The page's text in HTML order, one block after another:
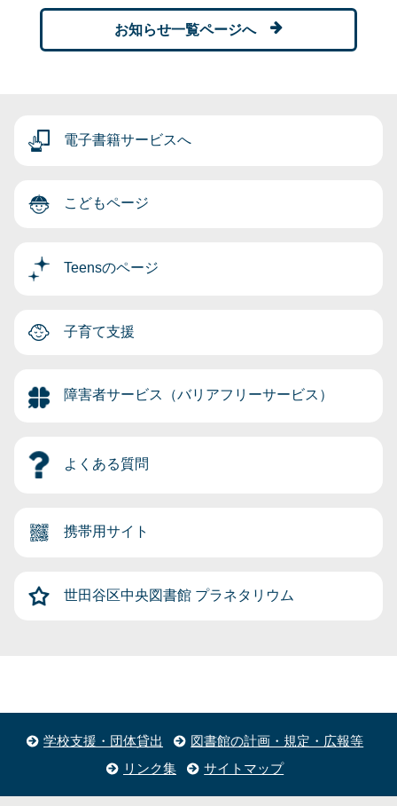
お知らせ一覧ページへ
電子書籍サービスへ
こどもページ
Teensのページ
子育て支援
障害者サービス（バリアフリーサービス）
よくある質問
携帯用サイト
世田谷区中央図書館 プラネタリウム
学校支援・団体貸出
図書館の計画・規定・広報等
リンク集
サイトマップ